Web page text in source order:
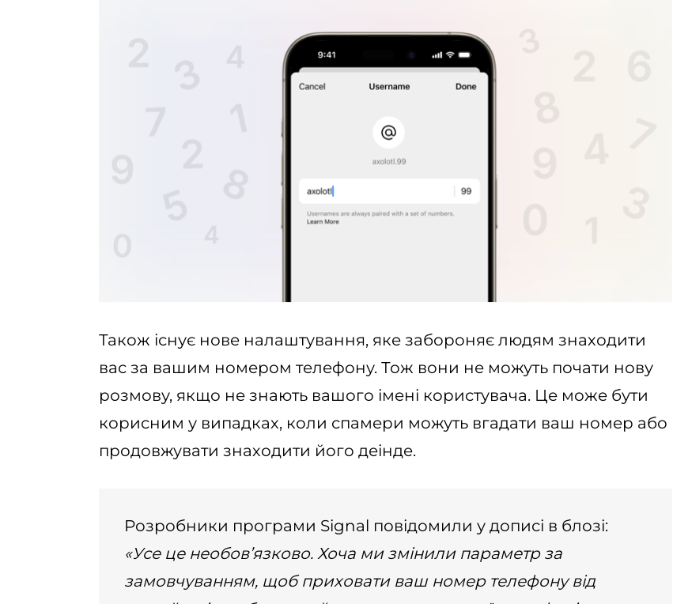
Також існує нове налаштування, яке забороняє людям знаходити
вас за вашим номером телефону. Тож вони не можуть почати нову
розмову, якщо не знають вашого імені користувача. Це може бути
корисним у випадках, коли спамери можуть вгадати ваш номер або
продовжувати знаходити його деінде.
Розробники програми Signal повідомили у дописі в блозі:
«Усе це необов’язково. Хоча ми змінили параметр за
замовчуванням, щоб приховати ваш номер телефону від